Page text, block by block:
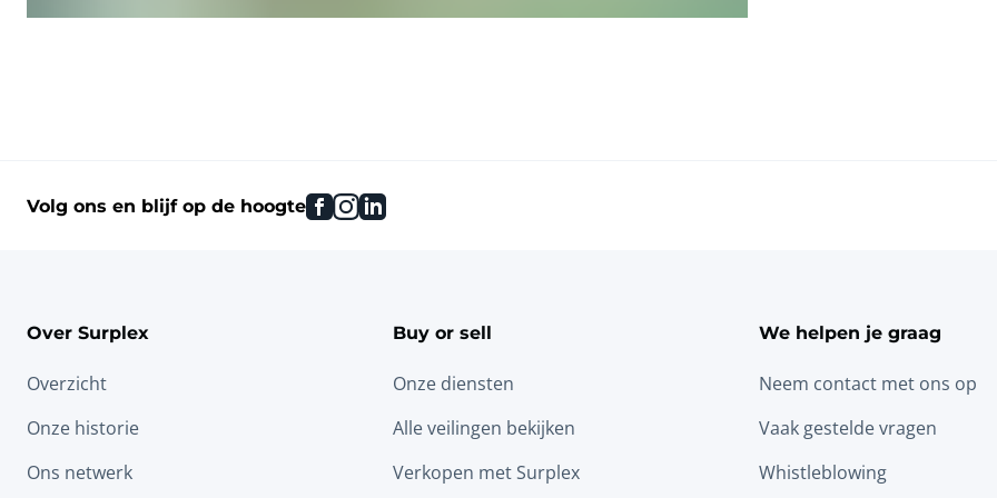
Volg ons en blijf op de hoogte facebook
instagram
linkedin
Over Surplex
Overzicht
Onze historie
Ons netwerk
Buy or sell
Onze diensten
Alle veilingen bekijken
Verkopen met Surplex
We helpen je graag
Neem contact met ons op
Vaak gestelde vragen
Whistleblowing